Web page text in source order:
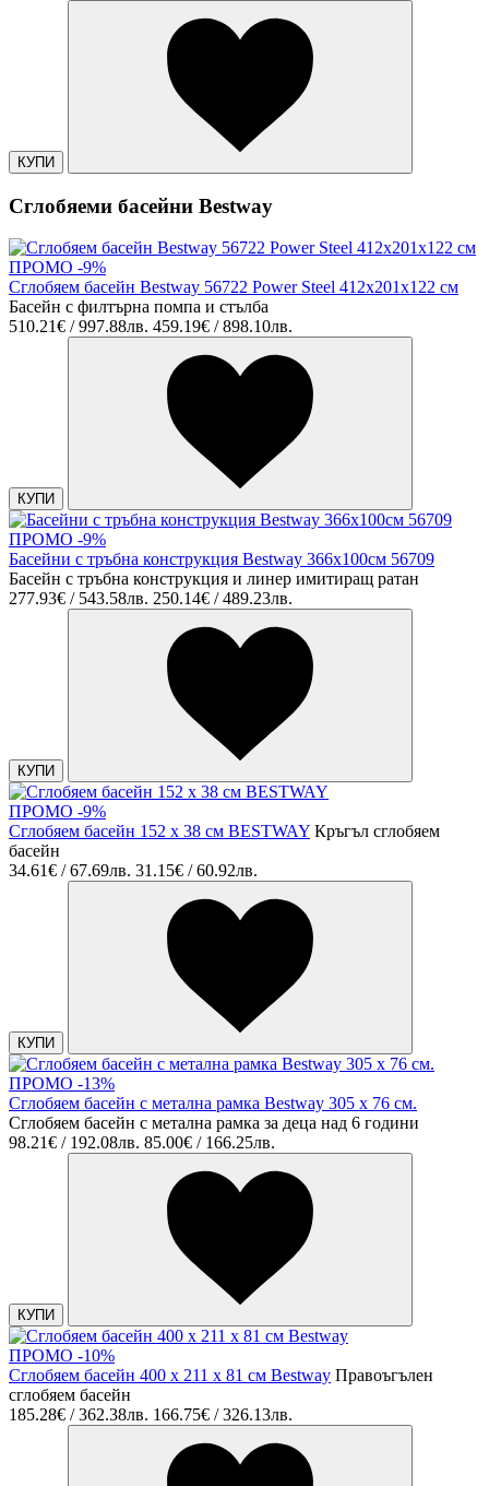
КУПИ
Сглобяеми басейни Bestway
ПРОМО -9%
Сглобяем басейн Bestway 56722 Power Steel 412x201x122 см
Басейн с филтърна помпа и стълба
510.21€ / 997.88лв. 459.19€ / 898.10лв.
КУПИ
ПРОМО -9%
Басейни с тръбна конструкция Bestway 366х100см 56709
Басейн с тръбна конструкция и линер имитиращ ратан
277.93€ / 543.58лв. 250.14€ / 489.23лв.
КУПИ
ПРОМО -9%
Сглобяем басейн 152 х 38 см BESTWAY Кръгъл сглобяем
басейн
34.61€ / 67.69лв. 31.15€ / 60.92лв.
КУПИ
ПРОМО -13%
Сглобяем басейн с метална рамка Bestway 305 х 76 см.
Сглобяем басейн с метална рамка за деца над 6 години
98.21€ / 192.08лв. 85.00€ / 166.25лв.
КУПИ
ПРОМО -10%
Сглобяем басейн 400 х 211 х 81 см Bestway Правоъгълен
сглобяем басейн
185.28€ / 362.38лв. 166.75€ / 326.13лв.